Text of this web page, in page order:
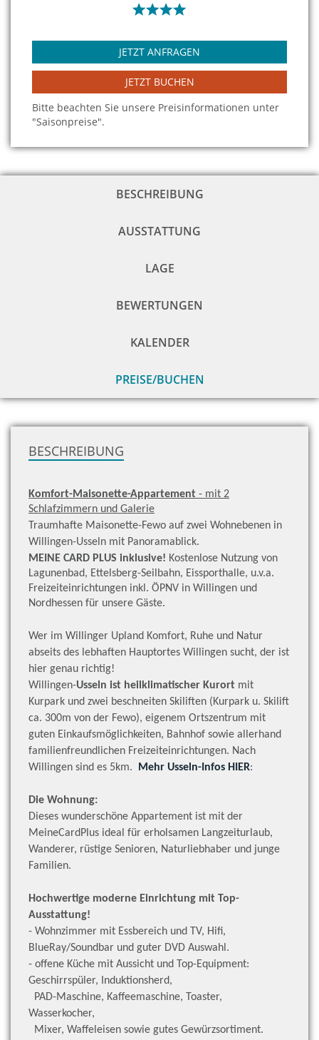
JETZT ANFRAGEN
JETZT BUCHEN
Bitte beachten Sie unsere Preisinformationen unter
"Saisonpreise".
BESCHREIBUNG
AUSSTATTUNG
LAGE
BEWERTUNGEN
KALENDER
PREISE/BUCHEN
BESCHREIBUNG
Komfort-Maisonette-Appartement - mit 2
Schlafzimmern und Galerie
Traumhafte Maisonette-Fewo auf zwei Wohnebenen in
Willingen-Usseln mit Panoramablick.
MEINE CARD PLUS inklusive! Kostenlose Nutzung von
Lagunenbad, Ettelsberg-Seilbahn, Eissporthalle, u.v.a.
Freizeiteinrichtungen inkl. ÖPNV in Willingen und
Nordhessen für unsere Gäste.
Wer im Willinger Upland Komfort, Ruhe und Natur
abseits des lebhaften Hauptortes Willingen sucht, der ist
hier genau richtig!
Willingen-Usseln ist heilklimatischer Kurort mit
Kurpark und zwei beschneiten Skiliften (Kurpark u. Skilift
ca. 300m von der Fewo), eigenem Ortszentrum mit
guten Einkaufsmöglichkeiten, Bahnhof sowie allerhand
familienfreundlichen Freizeiteinrichtungen. Nach
Willingen sind es 5km. Mehr Usseln-Infos HIER:
Die Wohnung:
Dieses wunderschöne Appartement ist mit der
MeineCardPlus ideal für erholsamen Langzeiturlaub,
Wanderer, rüstige Senioren, Naturliebhaber und junge
Familien.
Hochwertige moderne Einrichtung mit Top-
Ausstattung!
- Wohnzimmer mit Essbereich und TV, Hifi,
BlueRay/Soundbar und guter DVD Auswahl.
- offene Küche mit Aussicht und Top-Equipment:
Geschirrspüler, Induktionsherd,
PAD-Maschine, Kaffeemaschine, Toaster,
Wasserkocher,
Mixer, Waffeleisen sowie gutes Gewürzsortiment.